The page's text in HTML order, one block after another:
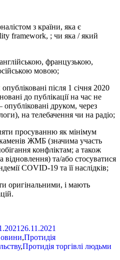
з країни, яка є
framework, ; чи яка / який
французькою,
мовою;
після 1 січня 2020
до публікації на час не
друком, через
на телебачення чи на радіо;
просуванню як мінімум
ЖМБ (значима участь
конфліктам; а також
відновлення) та/або стосуватися
COVID-19 та її наслідків;
оригінальними, і мають
26.11.2021
,Протидія
,Протидія торгівлі людьми